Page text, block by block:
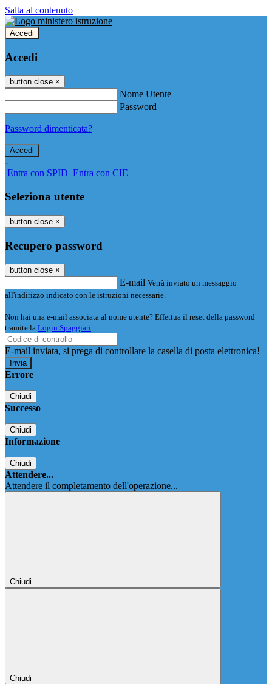
Salta al contenuto
Accedi
Accedi
button close ×
Nome Utente
Password
Password dimenticata?
-
Entra con SPID Entra con CIE
Seleziona utente
button close ×
Recupero password
button close ×
E-mail Verrà inviato un messaggio
all'indirizzo indicato con le istruzioni necessarie.
Non hai una e-mail associata al nome utente? Effettua il reset della password
tramite la Login Spaggiari
E-mail inviata, si prega di controllare la casella di posta elettronica!
Errore
Chiudi
Successo
Chiudi
Informazione
Chiudi
Attendere...
Attendere il completamento dell'operazione...
Chiudi
Chiudi